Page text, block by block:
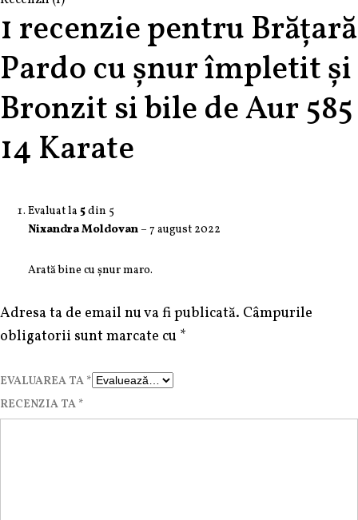
1 recenzie pentruBrățară
Pardo cu șnur împletit și
Bronzit si bile de Aur 585
14 Karate
Evaluat la 5din 5
Nixandra Moldovan – 7 august 2022
Arată bine cu șnur maro.
Adresa ta de email nu va fi publicată. Câmpurile
obligatorii sunt marcate cu *
EVALUAREA TA *
RECENZIA TA *